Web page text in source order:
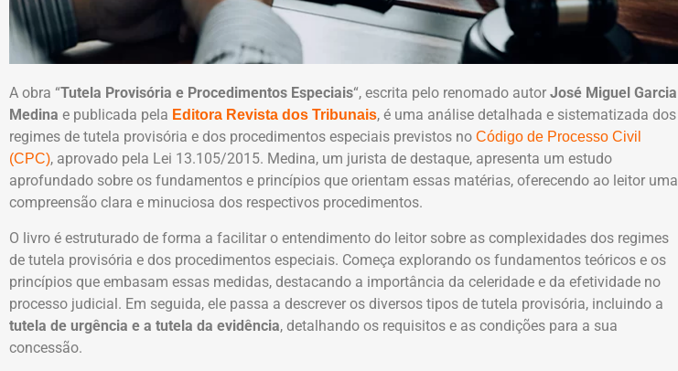
A obra “Tutela Provisória e Procedimentos Especiais“, escrita pelo renomado autor José Miguel Garcia
Medina e publicada pela Editora Revista dos Tribunais, é uma análise detalhada e sistematizada dos
regimes de tutela provisória e dos procedimentos especiais previstos no Código de Processo Civil
(CPC), aprovado pela Lei 13.105/2015. Medina, um jurista de destaque, apresenta um estudo
aprofundado sobre os fundamentos e princípios que orientam essas matérias, oferecendo ao leitor uma
compreensão clara e minuciosa dos respectivos procedimentos.
O livro é estruturado de forma a facilitar o entendimento do leitor sobre as complexidades dos regimes
de tutela provisória e dos procedimentos especiais. Começa explorando os fundamentos teóricos e os
princípios que embasam essas medidas, destacando a importância da celeridade e da efetividade no
processo judicial. Em seguida, ele passa a descrever os diversos tipos de tutela provisória, incluindo a
tutela de urgência e a tutela da evidência, detalhando os requisitos e as condições para a sua
concessão.